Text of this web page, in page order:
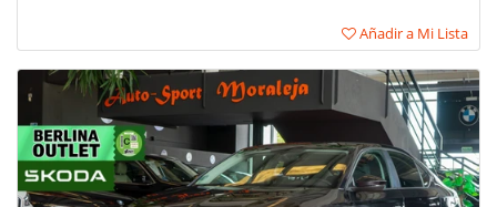
Añadir a Mi Lista